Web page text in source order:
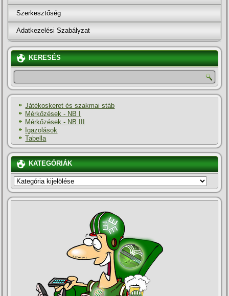
Szerkesztőség
Adatkezelési Szabályzat
KERESÉS
Játékoskeret és szakmai stáb
Mérkőzések - NB I
Mérkőzések - NB III
Igazolások
Tabella
KATEGÓRIÁK
KATEGÓRIÁK